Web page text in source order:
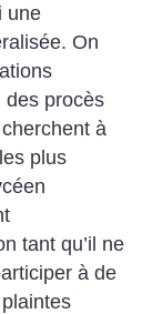
une
On
des procès
à
plus
tant qu’il ne
à de